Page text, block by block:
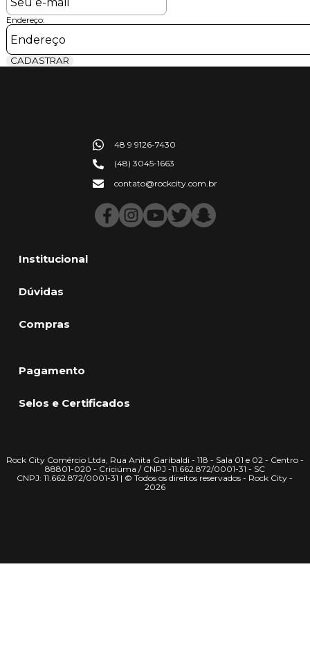
Endereço:
CADASTRAR
Institucional
Dúvidas
Compras
48 9 9126-7430
(48) 3045-1663
contato@rockcity.com.br
Pagamento
Selos e Certificados
Rock City Comércio Ltda, Rua Anita Garibaldi - 118 - Sala 01 e 02 - Centro -
88801-020 - Criciúma / CNPJ -11.662.872/0001-31 - SC
CNPJ: 11.662.872/0001-31 | © Todos os direitos reservados - Rock City -
2026